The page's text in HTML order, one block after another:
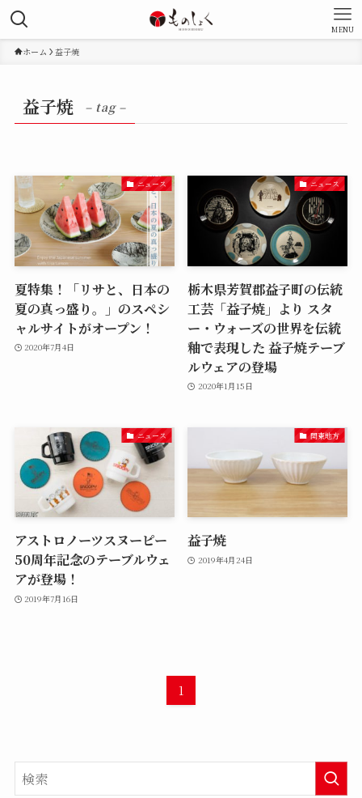
MENU
ホーム 益子焼
益子焼 – tag –
ニュース
夏特集！「リサと、日本の
夏の真っ盛り。」のスペシ
ャルサイトがオープン！
2020年7月4日
ニュース
栃木県芳賀郡益子町の伝統
工芸「益子焼」より スタ
ー・ウォーズの世界を伝統
釉で表現した 益子焼テーブ
ルウェアの登場
2020年1月15日
ニュース
アストロノーツスヌーピー
50周年記念のテーブルウェ
アが登場！
2019年7月16日
関東地方
益子焼
2019年4月24日
1